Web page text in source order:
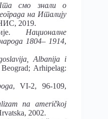
смо знали о
на Италију
2019.
Националне
1804– 1914,
Albanija i
Arhipelag:
, VI-2, 96-109,
na američkoj
2002.